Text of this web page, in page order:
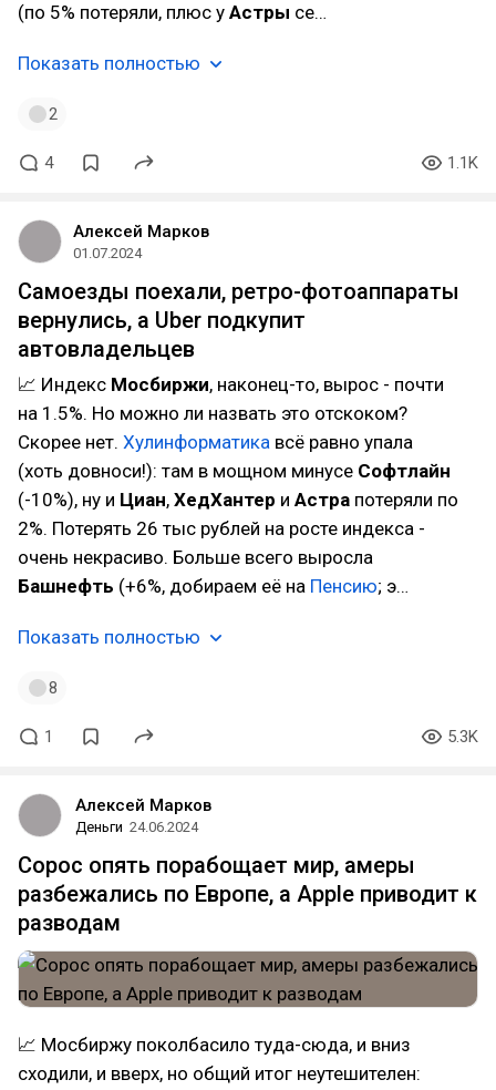
(по 5% потеряли, плюс у Астры се…
Показать полностью
2
4 1.1K
Алексей Марков
01.07.2024
Самоезды поехали, ретро-фотоаппараты
вернулись, а Uber подкупит
автовладельцев
📈 Индекс Мосбиржи, наконец-то, вырос - почти
на 1.5%. Но можно ли назвать это отскоком?
Скорее нет. Хулинформатика всё равно упала
(хоть довноси!): там в мощном минусе Софтлайн
(-10%), ну и Циан, ХедХантер и Астра потеряли по
2%. Потерять 26 тыс рублей на росте индекса -
очень некрасиво. Больше всего выросла
Башнефть (+6%, добираем её на Пенсию; э…
Показать полностью
8
1 5.3K
Алексей Марков
Деньги 24.06.2024
Сорос опять порабощает мир, амеры
разбежались по Европе, а Apple приводит к
разводам
📈 Мосбиржу поколбасило туда-сюда, и вниз
сходили, и вверх, но общий итог неутешителен: